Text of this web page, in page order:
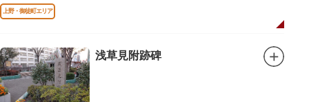
設立しました。
上野・御徒町エリア
浅草見附跡碑